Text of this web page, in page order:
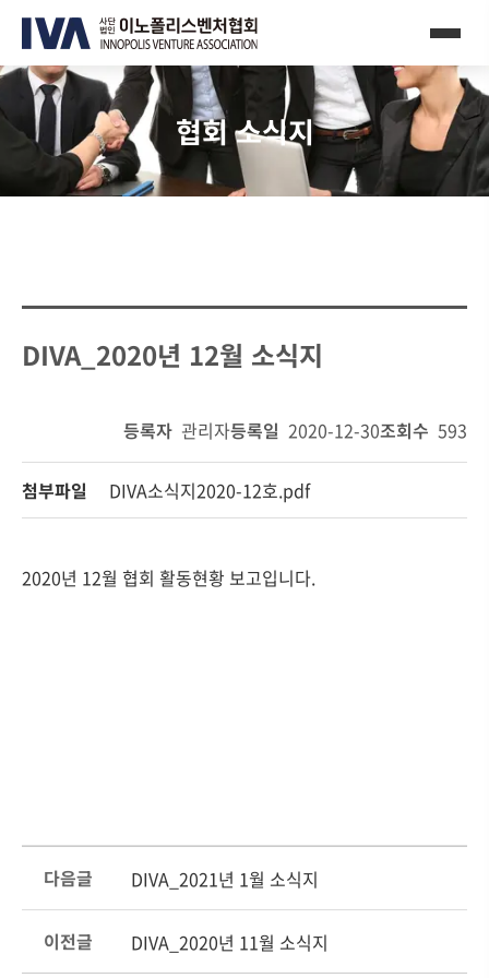
협회 소식지
DIVA_2020년 12월 소식지
등록자 관리자등록일 2020-12-30조회수 593
첨부파일 DIVA소식지2020-12호.pdf
2020년 12월 협회 활동현황 보고입니다.
다음글 DIVA_2021년 1월 소식지
이전글 DIVA_2020년 11월 소식지